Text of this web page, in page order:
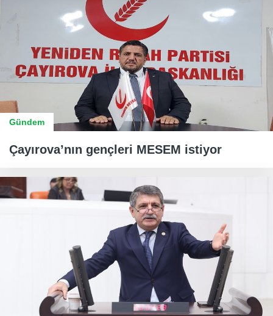
Gündem
Çayırova’nın gençleri MESEM istiyor